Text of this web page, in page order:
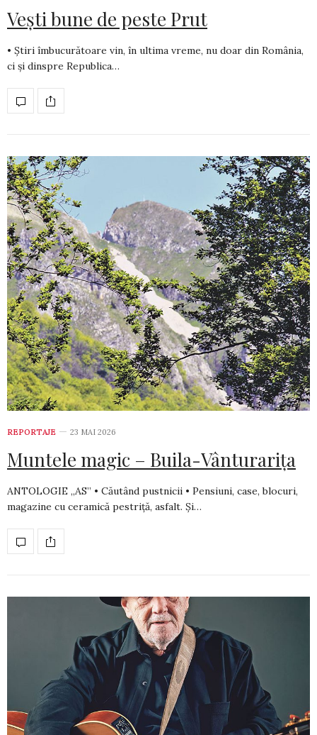
Vești bune de peste Prut
• Știri îmbucurătoare vin, în ultima vreme, nu doar din România,
ci și dinspre Republica…
REPORTAJE 23 MAI 2026
Muntele magic – Buila-Vânturarița
ANTOLOGIE „AS” • Căutând pustnicii • Pensiuni, case, blocuri,
magazine cu ceramică pestriţă, asfalt. Şi…